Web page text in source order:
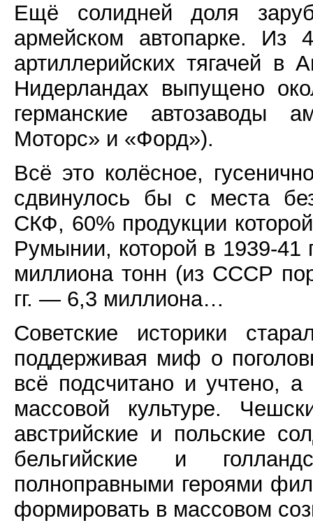
Ещё солидней доля
армейском автопарке. Из
артиллерийских тягачей в
Нидерландах выпущено
германские автозаводы
Моторс» и «Форд»).
Всё это колёсное,
сдвинулось бы с места
СКФ, 60% продукции
Румынии, которой в 1939-41
миллиона тонн (из СССР
гг. — 6,3 миллиона…
Советские историки
поддерживая миф о
всё подсчитано и учтено,
массовой культуре.
австрийские и польские
бельгийские и
полноправными героями
формировать в массовом